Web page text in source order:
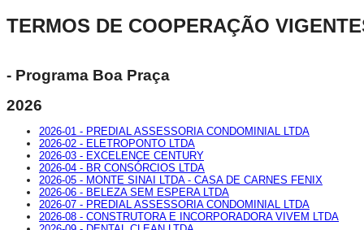
TERMOS DE COOPERAÇÃO
- Programa Boa Praça
2026
2026-01 - PREDIAL ASSESSORIA CONDOMINIAL LTDA
2026-02 - ELETROPONTO LTDA
2026-03 - EXCELENCE CENTURY
2026-04 - BR CONSÓRCIOS LTDA
2026-05 - MONTE SINAI LTDA - CASA DE CARNES FENIX
2026-06 - BELEZA SEM ESPERA LTDA
2026-07 - PREDIAL ASSESSORIA CONDOMINIAL LTDA
2026-08 - CONSTRUTORA E INCORPORADORA VIVEM LTDA